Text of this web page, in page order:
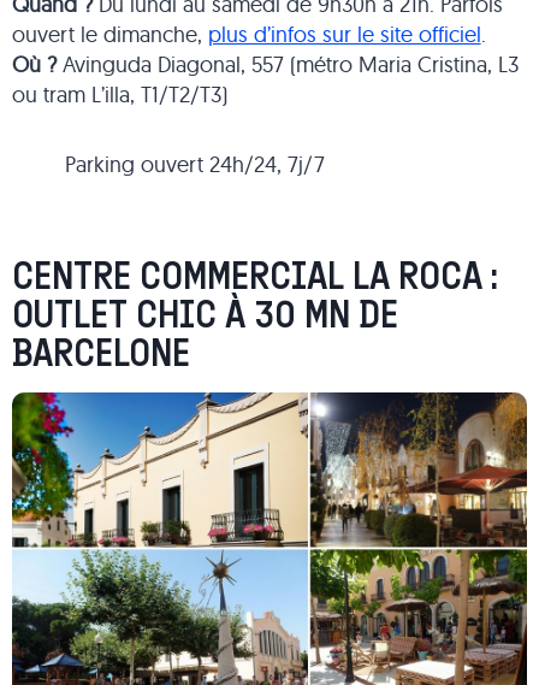
ouvert le dimanche, plus d’infos sur le site officiel.
Où ?Avinguda Diagonal, 557 (métro Maria Cristina, L3
ou tram L’illa, T1/T2/T3)
Parking ouvert 24h/24, 7j/7
CENTRE COMMERCIAL LA ROCA :
OUTLET CHIC À 30 MN DE
BARCELONE